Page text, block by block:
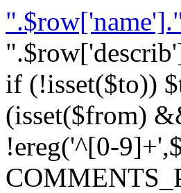
if (!isset($to))
(isset($from)
!ereg('^[0-